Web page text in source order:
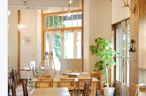
データのハッシュ化、統計
より特定の個人を識別でき
工したデータまたは統計情
タ）として提供する場合
次条に定める外国にある第
する場合